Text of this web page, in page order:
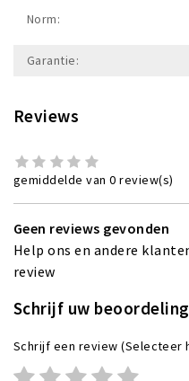
Norm:
Garantie:
Reviews
gemiddelde van 0 review(s)
Geen reviews gevonden
Help ons en andere
review
Schrijf uw
Schrijf een review (Selecteer